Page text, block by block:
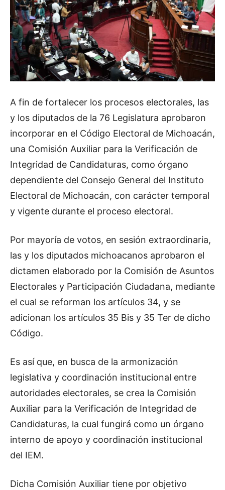
A fin de fortalecer los procesos electorales, las
y los diputados de la 76 Legislatura aprobaron
incorporar en el Código Electoral de Michoacán,
una Comisión Auxiliar para la Verificación de
Integridad de Candidaturas, como órgano
dependiente del Consejo General del Instituto
Electoral de Michoacán, con carácter temporal
y vigente durante el proceso electoral.
Por mayoría de votos, en sesión extraordinaria,
las y los diputados michoacanos aprobaron el
dictamen elaborado por la Comisión de Asuntos
Electorales y Participación Ciudadana, mediante
el cual se reforman los artículos 34, y se
adicionan los artículos 35 Bis y 35 Ter de dicho
Código.
Es así que, en busca de la armonización
legislativa y coordinación institucional entre
autoridades electorales, se crea la Comisión
Auxiliar para la Verificación de Integridad de
Candidaturas, la cual fungirá como un órgano
interno de apoyo y coordinación institucional
del IEM.
Dicha Comisión Auxiliar tiene por objetivo